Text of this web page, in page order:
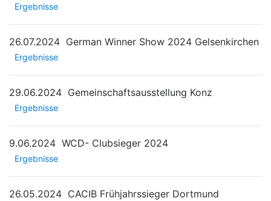
Ergebnisse
26.07.2024 German Winner Show 2024 Gelsenkirchen
Ergebnisse
29.06.2024 Gemeinschaftsausstellung Konz
Ergebnisse
9.06.2024 WCD- Clubsieger 2024
Ergebnisse
26.05.2024 CACIB Frühjahrssieger Dortmund